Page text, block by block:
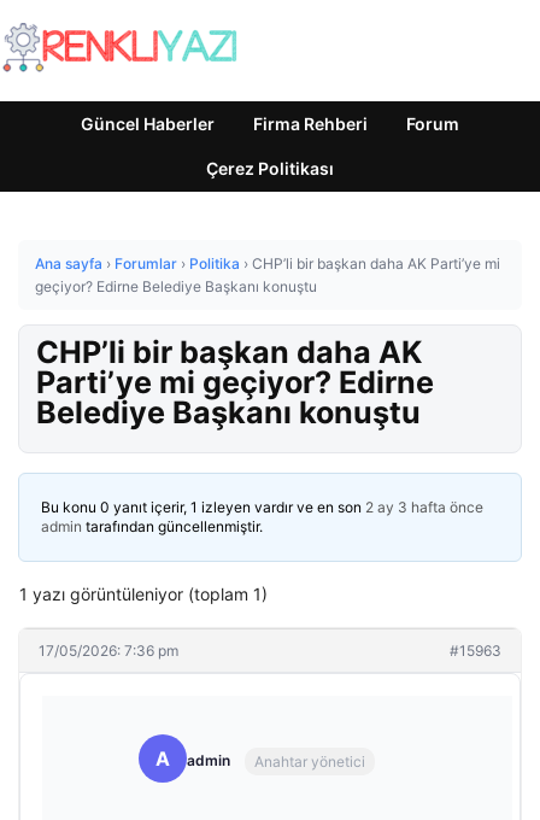
Güncel Haberler Firma Rehberi Forum
Çerez Politikası
Ana sayfa › Forumlar › Politika › CHP’li bir başkan daha AK Parti’ye mi
geçiyor? Edirne Belediye Başkanı konuştu
CHP’li bir başkan daha AK
Parti’ye mi geçiyor? Edirne
Belediye Başkanı konuştu
Bu konu 0 yanıt içerir, 1 izleyen vardır ve en son 2 ay 3 hafta önce
admin tarafından güncellenmiştir.
1 yazı görüntüleniyor (toplam 1)
17/05/2026: 7:36 pm #15963
A admin Anahtar yönetici